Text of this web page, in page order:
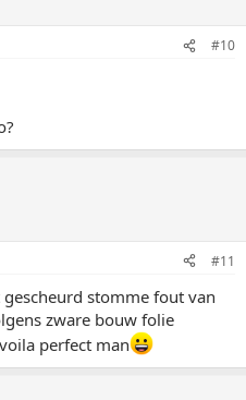
#10
#11
stomme fout van
zware bouw folie
perfect man